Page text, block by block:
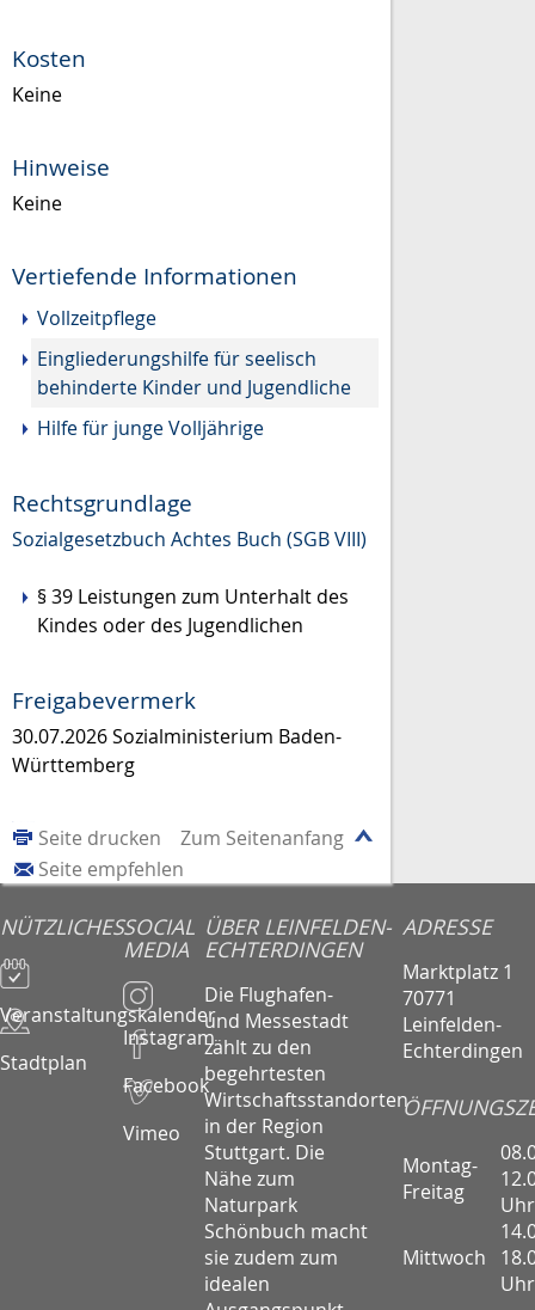
Kosten
Keine
Hinweise
Keine
Vertiefende Informationen
Vollzeitpflege
Eingliederungshilfe für seelisch
behinderte Kinder und Jugendliche
Hilfe für junge Volljährige
Rechtsgrundlage
Sozialgesetzbuch Achtes Buch (SGB VIII)
§ 39 Leistungen zum Unterhalt des
Kindes oder des Jugendlichen
Freigabevermerk
30.07.2026 Sozialministerium Baden-
Württemberg
Zum Seitenanfang
Seite drucken
Seite empfehlen
NÜTZLICHES
Veranstaltungskalender
Stadtplan
SOCIAL
MEDIA
Instagram
Facebook
Vimeo
ÜBER LEINFELDEN-
ECHTERDINGEN
Die Flughafen-
und Messestadt
zählt zu den
begehrtesten
Wirtschaftsstandorten
in der Region
Stuttgart. Die
Nähe zum
Naturpark
Schönbuch macht
sie zudem zum
idealen
ADRESSE
Marktplatz 1
70771
Leinfelden-
Echterdingen
Montag-
Freitag
Uhr
Mittwoch
Uhr